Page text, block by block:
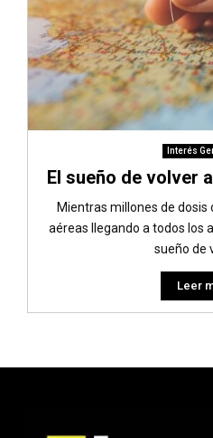
Interés
El sueño de volver
Mientras millones de
aéreas llegando a todos los
sueño de
Leer